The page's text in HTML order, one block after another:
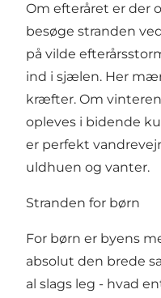
Om efteråret er der
besøge stranden
på vilde
ind i sjælen. Her
kræfter. Om
opleves i bidende
er perfekt
uldhuen og vanter.
Stranden for børn
For børn er byens
absolut den brede
al slags leg - hvad